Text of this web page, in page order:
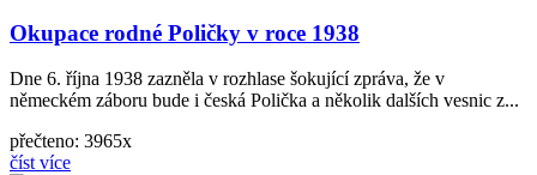
Okupace rodné Poličky v roce 1938
Dne 6. října 1938 zazněla v rozhlase šokující zpráva, že v
německém záboru bude i česká Polička a několik dalších vesnic z...
přečteno: 3965x
číst více